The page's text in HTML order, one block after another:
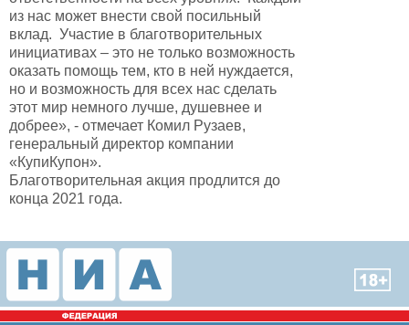
из нас может внести свой посильный
вклад. Участие в благотворительных
инициативах – это не только возможность
оказать помощь тем, кто в ней нуждается,
но и возможность для всех нас сделать
этот мир немного лучше, душевнее и
добрее», - отмечает Комил Рузаев,
генеральный директор компании
«КупиКупон».
Благотворительная акция продлится до
конца 2021 года.